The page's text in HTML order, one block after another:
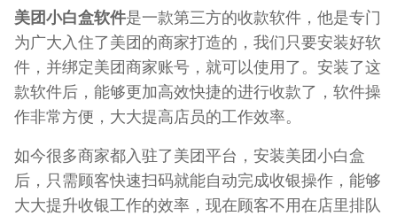
美团小白盒软件是一款第三方的收款软件，他是专门
为广大入住了美团的商家打造的，我们只要安装好软
件，并绑定美团商家账号，就可以使用了。安装了这
款软件后，能够更加高效快捷的进行收款了，软件操
作非常方便，大大提高店员的工作效率。
如今很多商家都入驻了美团平台，安装美团小白盒
后，只需顾客快速扫码就能自动完成收银操作，能够
大大提升收银工作的效率，现在顾客不用在店里排队